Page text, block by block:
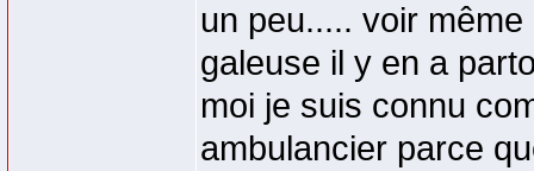
un peu..... voir
galeuse il y en a
moi je suis connu
ambulancier parce